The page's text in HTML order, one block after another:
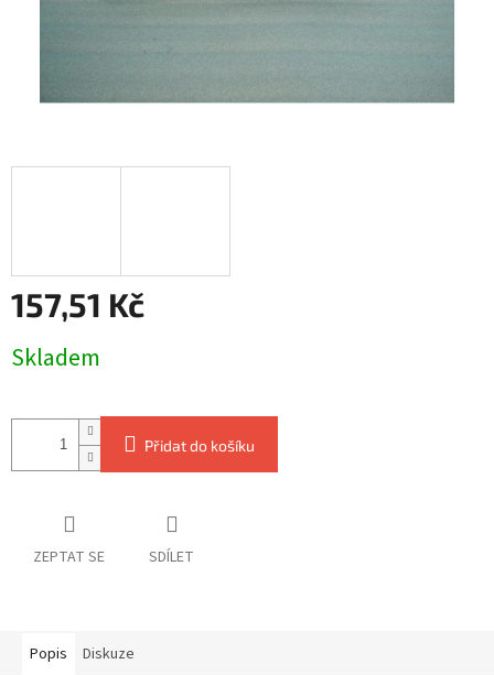
157,51 Kč
cena:
Skladem
Přidat do košíku
ZEPTAT SE SDÍLET
Popis Diskuze